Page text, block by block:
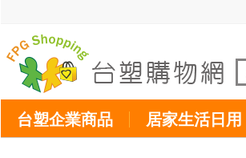
台塑企業商品 居家生活日用